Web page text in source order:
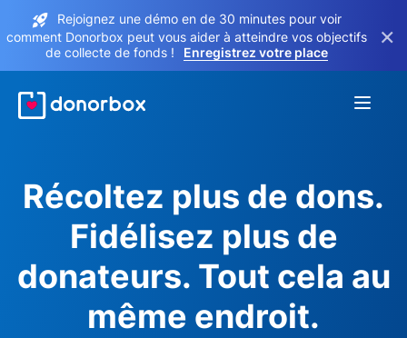
Rejoignez une démo en de 30 minutes pour voir
comment Donorbox peut vous aider à atteindre vos objectifs
de collecte de fonds !
Enregistrez votre place
×
Récoltez plus de dons.
Fidélisez plus de
donateurs. Tout cela au
même endroit.